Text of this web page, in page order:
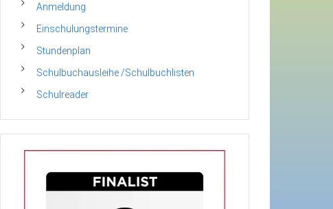
Anmeldung
Einschulungstermine
Stundenplan
Schulbuchausleihe /Schulbuchlisten
Schulreader